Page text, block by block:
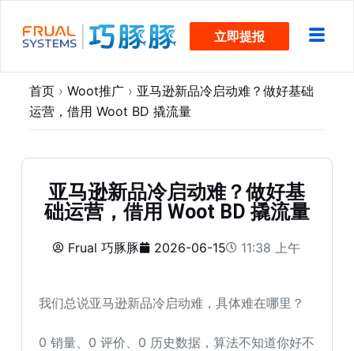
过
立即提报
首页 › Woot推广 › 亚马逊新品冷启动难？做好基础
运营，借用 Woot BD 撬流量
亚马逊新品冷启动难？做好基
础运营，借用 Woot BD 撬流量
Frual 巧豚豚 2026-06-15 11:38 上午
我们总说亚马逊新品冷启动难，具体难在哪里？
0 销量、0 评价、0 历史数据，算法不知道你好不